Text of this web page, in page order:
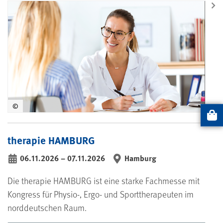
©
therapie HAMBURG
06.11.2026–07.11.2026 Hamburg
Die therapie HAMBURG ist eine starke Fachmesse mit
Kongress für Physio-, Ergo- und Sporttherapeuten im
norddeutschen Raum.
Artikel